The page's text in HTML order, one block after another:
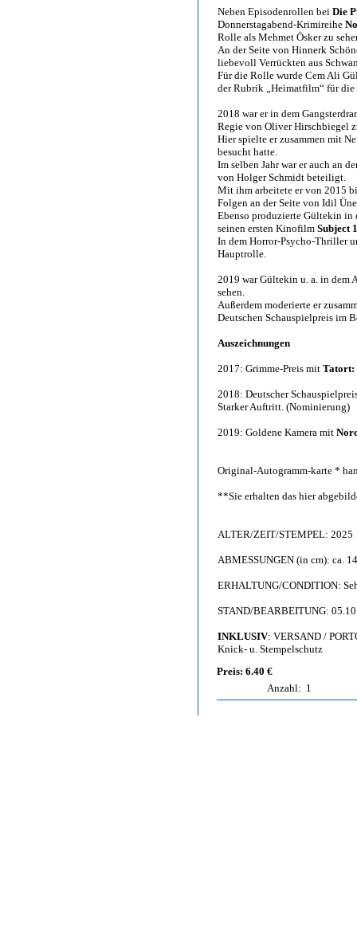
Neben Episodenrollen bei Die
Donnerstagabend-Krimireihe
Rolle als Mehmet Ösker zu
An der Seite von Hinnerk
liebevoll Verrückten aus
Für die Rolle wurde Cem Ali
der Rubrik „Heimatfilm“ für
2018 war er in dem
Regie von Oliver Hirschbiegel
Hier spielte er zusammen mit
besucht hatte.
Im selben Jahr war er auch an
von Holger Schmidt beteiligt.
Mit ihm arbeitete er von 2015
Folgen an der Seite von Idil
Ebenso produzierte Gültekin in
seinen ersten Kinofilm Subject
In dem Horror-Psycho-Thriller
Hauptrolle.
2019 war Gültekin u. a. in dem
sehen.
Außerdem moderierte er
Deutschen Schauspielpreis im
Auszeichnungen
2017: Grimme-Preis mit Tatort:
2018: Deutscher
Starker Auftritt. (Nominierung)
2019: Goldene Kamera mit
Original-Autogramm-karte *
**Sie erhalten das hier
ALTER/ZEIT/STEMPEL: 2025
ABMESSUNGEN (in cm): ca.
ERHALTUNG/CONDITION:
STAND/BEARBEITUNG:
INKLUSIV: VERSAND /
Knick- u. Stempelschutz
Preis: 6.40 €
Anzahl: 1